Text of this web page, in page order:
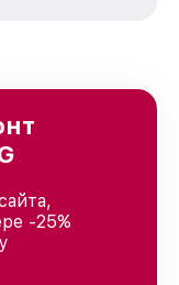
уровень
-25%